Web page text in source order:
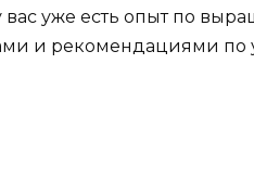
вас уже есть опыт по
и рекомендациями по